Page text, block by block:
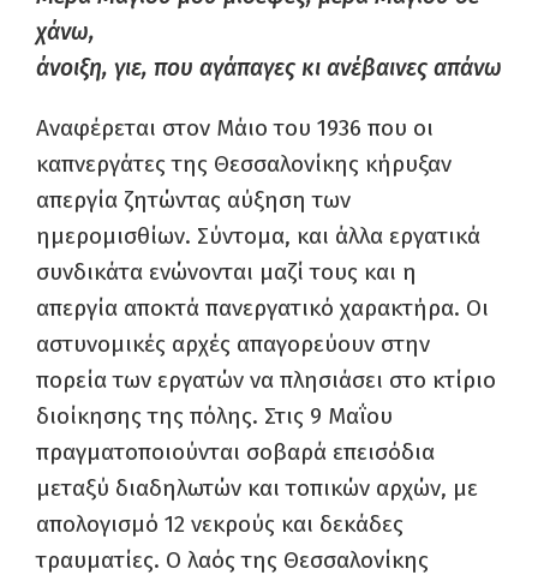
χάνω,
άνοιξη, γιε, που αγάπαγες κι ανέβαινες απάνω
Αναφέρεται στον Μάιο του 1936 που οι
καπνεργάτες της Θεσσαλονίκης κήρυξαν
απεργία ζητώντας αύξηση των
ημερομισθίων. Σύντομα, και άλλα εργατικά
συνδικάτα ενώνονται μαζί τους και η
απεργία αποκτά πανεργατικό χαρακτήρα. Οι
αστυνομικές αρχές απαγορεύουν στην
πορεία των εργατών να πλησιάσει στο κτίριο
διοίκησης της πόλης. Στις 9 Μαΐου
πραγματοποιούνται σοβαρά επεισόδια
μεταξύ διαδηλωτών και τοπικών αρχών, με
απολογισμό 12 νεκρούς και δεκάδες
τραυματίες. Ο λαός της Θεσσαλονίκης